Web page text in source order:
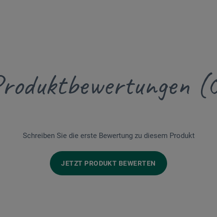
Schreiben Sie die erste Bewertung zu diesem Produkt
JETZT PRODUKT BEWERTEN